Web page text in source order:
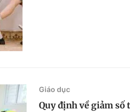
Giáo dục
Quy định về giảm số